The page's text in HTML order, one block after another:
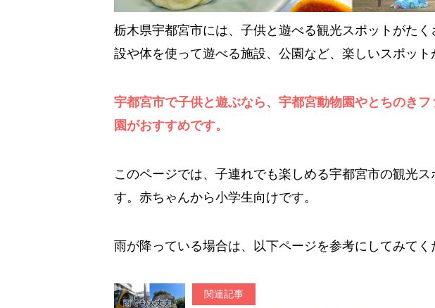
栃木県宇都宮市には、子供と遊べる観光スポットがた
設や体を使って遊べる施設、公園など、楽しいスポット
宇都宮市で子供と遊ぶなら、宇都宮動物園やとちのき
園がおすすめです。
このページでは、子連れでも楽しめる宇都宮市の観光
す。赤ちゃんから小学生向けです。
雨が降っている場合は、以下ページを参考にしてみてく
関連記事